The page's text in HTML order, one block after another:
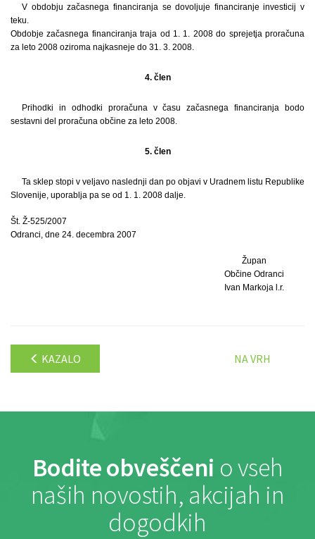
V obdobju začasnega financiranja se dovoljuje financiranje investicij v
teku.
Obdobje začasnega financiranja traja od 1. 1. 2008 do sprejetja proračuna
za leto 2008 oziroma najkasneje do 31. 3. 2008.
4. člen
Prihodki in odhodki proračuna v času začasnega financiranja bodo
sestavni del proračuna občine za leto 2008.
5. člen
Ta sklep stopi v veljavo naslednji dan po objavi v Uradnem listu Republike
Slovenije, uporablja pa se od 1. 1. 2008 dalje.
Št. Ž-525/2007
Odranci, dne 24. decembra 2007
Župan
Občine Odranci
Ivan Markoja l.r.
KAZALO NA VRH
Bodite obveščeni o vseh
naših novostih, akcijah in
dogodkih